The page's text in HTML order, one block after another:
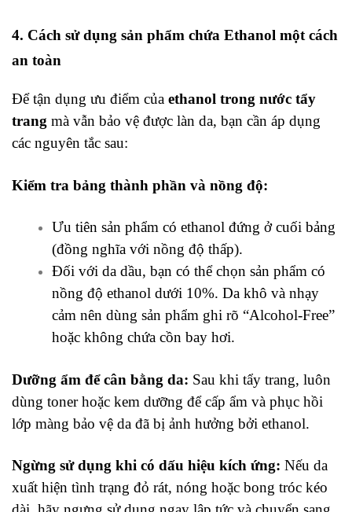
4. Cách sử dụng sản phẩm chứa Ethanol một cách
an toàn
Để tận dụng ưu điểm của ethanol trong nước tẩy
trang mà vẫn bảo vệ được làn da, bạn cần áp dụng
các nguyên tắc sau:
Kiểm tra bảng thành phần và nồng độ:
Ưu tiên sản phẩm có ethanol đứng ở cuối bảng
(đồng nghĩa với nồng độ thấp).
Đối với da dầu, bạn có thể chọn sản phẩm có
nồng độ ethanol dưới 10%. Da khô và nhạy
cảm nên dùng sản phẩm ghi rõ “Alcohol-Free”
hoặc không chứa cồn bay hơi.
Dưỡng ẩm để cân bằng da: Sau khi tẩy trang, luôn
dùng toner hoặc kem dưỡng để cấp ẩm và phục hồi
lớp màng bảo vệ da đã bị ảnh hưởng bởi ethanol.
Ngừng sử dụng khi có dấu hiệu kích ứng: Nếu da
xuất hiện tình trạng đỏ rát, nóng hoặc bong tróc kéo